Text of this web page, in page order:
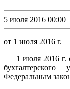
5 июля 2016 00:00
от 1 июля 2016 г.
1 июля 2016 г.
Федеральным